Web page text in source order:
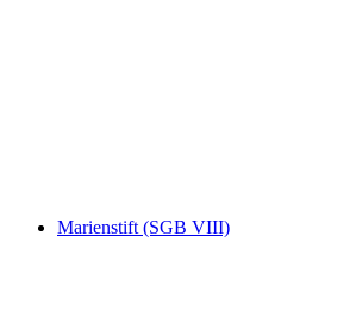
Marienstift (SGB VIII)